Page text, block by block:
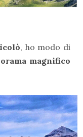
, ho modo di
magnifico